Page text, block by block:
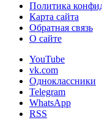
Политика
Карта сайта
Обратная связь
О сайте
YouTube
vk.com
Одноклассники
Telegram
WhatsApp
RSS